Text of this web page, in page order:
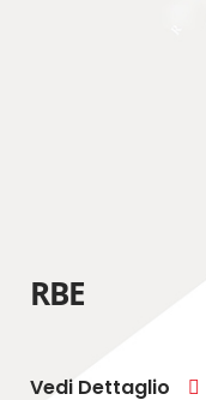
Vedi Dettaglio
RBE